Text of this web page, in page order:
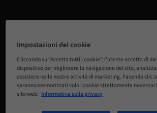
Impostazioni dei cookie
Cliccando su “Accetta tutti i cookie”, l'utente accetta di
dispositivo per migliorare la navigazione del sito,
assistere nelle nostre attività di marketing. Facendo clic
saranno memorizzati solo i cookie strettamente
sito web. Informativa sulla privacy